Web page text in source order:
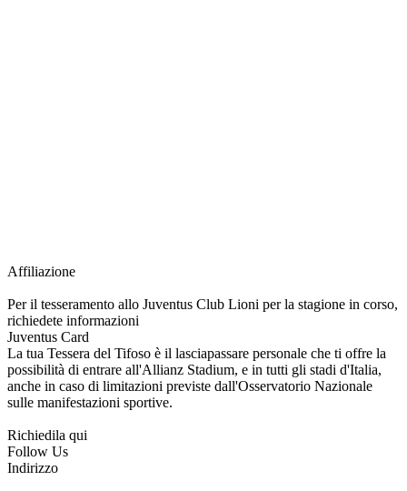
Affiliazione
Per il tesseramento allo Juventus Club Lioni per la stagione in corso,
richiedete informazioni
Juventus Card
La tua Tessera del Tifoso è il lasciapassare personale che ti offre la
possibilità di entrare all'Allianz Stadium, e in tutti gli stadi d'Italia,
anche in caso di limitazioni previste dall'Osservatorio Nazionale
sulle manifestazioni sportive.
Richiedila qui
Follow Us
Indirizzo